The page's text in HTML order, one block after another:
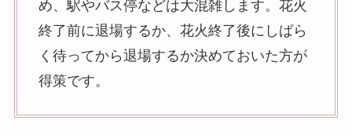
め、駅やバス停などは大混雑します。花火
終了前に退場するか、花火終了後にしばら
く待ってから退場するか決めておいた方が
得策です。